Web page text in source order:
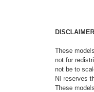
DISCLAIMER
These
not for
not be to
NI reserves
These